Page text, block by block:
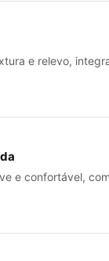
e relevo,
e confortável,